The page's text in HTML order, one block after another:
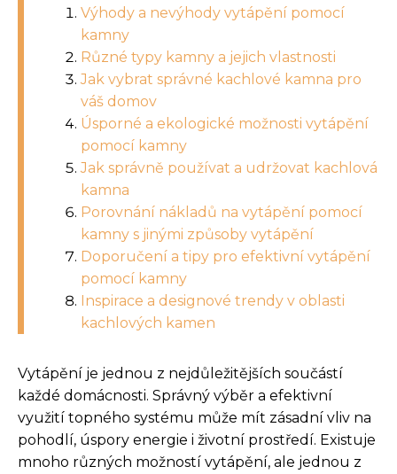
Výhody a nevýhody vytápění pomocí
kamny
Různé typy kamny a jejich vlastnosti
Jak vybrat správné kachlové kamna pro
váš domov
Úsporné a ekologické možnosti vytápění
pomocí kamny
Jak správně používat a udržovat kachlová
kamna
Porovnání nákladů na vytápění pomocí
kamny s jinými způsoby vytápění
Doporučení a tipy pro efektivní vytápění
pomocí kamny
Inspirace a designové trendy v oblasti
kachlových kamen
Vytápění je jednou z nejdůležitějších součástí
každé domácnosti. Správný výběr a efektivní
využití topného systému může mít zásadní vliv na
pohodlí, úspory energie i životní prostředí. Existuje
mnoho různých možností vytápění, ale jednou z